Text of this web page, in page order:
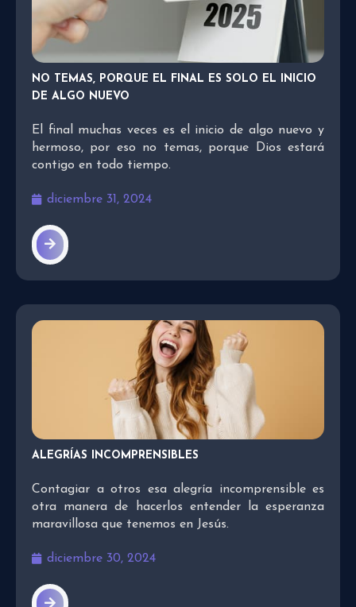
NO TEMAS, PORQUE EL FINAL ES SOLO EL INICIO
DE ALGO NUEVO
El final muchas veces es el inicio de algo nuevo y
hermoso, por eso no temas, porque Dios estará
contigo en todo tiempo.
diciembre 31, 2024
ALEGRÍAS INCOMPRENSIBLES
Contagiar a otros esa alegría incomprensible es
otra manera de hacerlos entender la esperanza
maravillosa que tenemos en Jesús.
diciembre 30, 2024